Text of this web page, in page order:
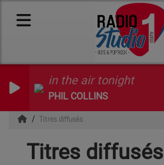
in the air tonight
PHIL COLLINS
Titres diffusés
Titres diffusés